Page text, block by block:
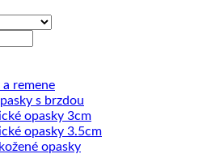
a remene
s brzdou
opasky 3cm
opasky 3.5cm
opasky